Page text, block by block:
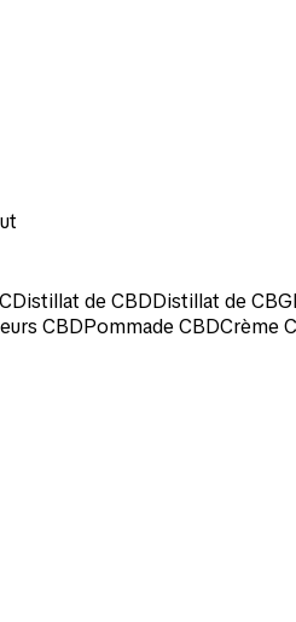
Distillat de CBDDistillat de CBG
CBDPommade CBDCrème